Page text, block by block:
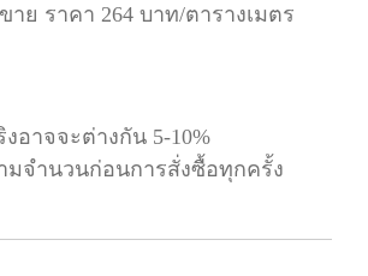
าย ราคา 264 บาท/ตารางเมตร
อาจจะต่างกัน 5-10%
มจำนวนก่อนการสั่งซื้อทุกครั้ง